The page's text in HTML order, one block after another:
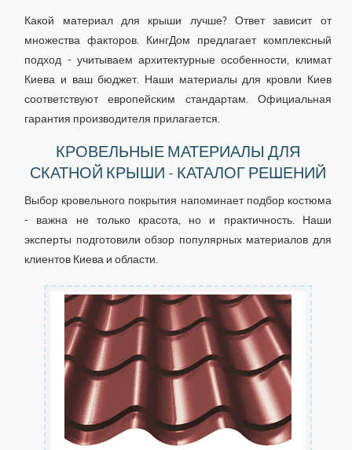
Какой материал для крыши лучше? Ответ зависит от
множества факторов. КингДом предлагает комплексный
подход - учитываем архитектурные особенности, климат
Киева и ваш бюджет. Наши материалы для кровли Киев
соответствуют европейским стандартам. Официальная
гарантия производителя прилагается.
КРОВЕЛЬНЫЕ МАТЕРИАЛЫ ДЛЯ
СКАТНОЙ КРЫШИ - КАТАЛОГ РЕШЕНИЙ
Выбор кровельного покрытия напоминает подбор костюма
- важна не только красота, но и практичность. Наши
эксперты подготовили обзор популярных материалов для
клиентов Киева и области.